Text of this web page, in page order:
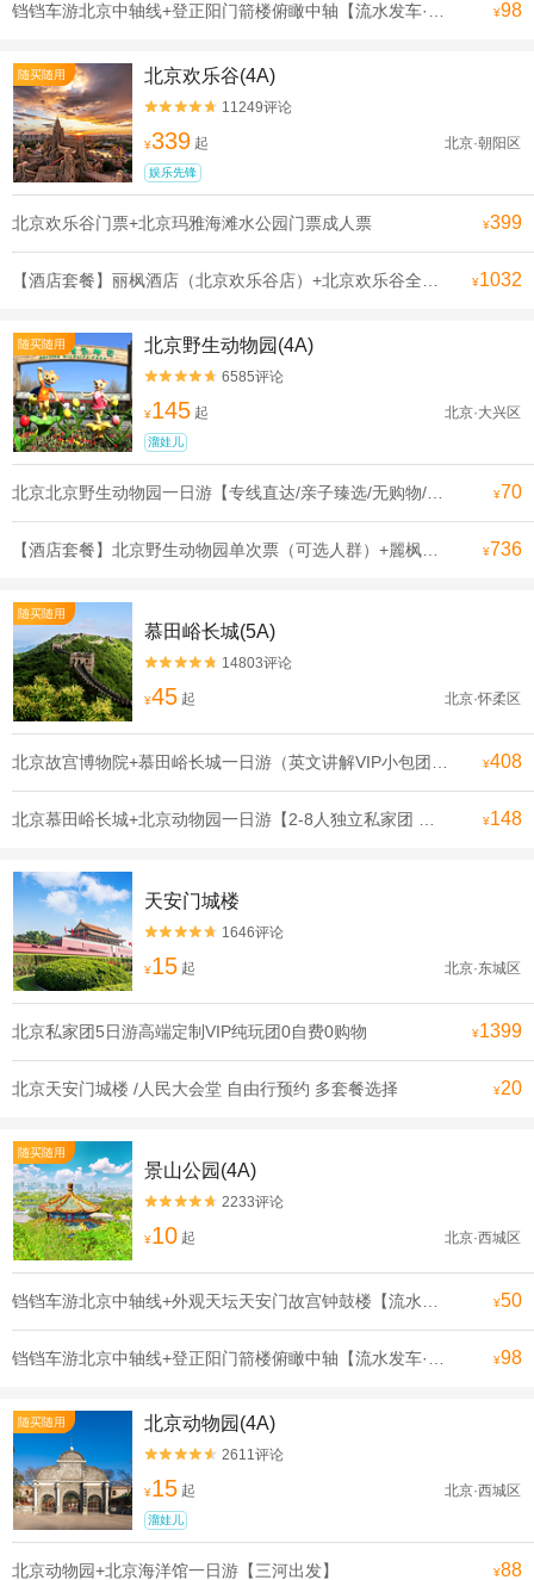
¥98
随买随用 北京欢乐谷(4A)

 11249评论
¥339 起 北京·朝阳区
娱乐先锋
北京欢乐谷门票+北京玛雅海滩水公园门票成人票 ¥399
¥1032
随买随用 北京野生动物园(4A)

 6585评论
¥145 起 北京·大兴区
溜娃儿
¥70
¥736
随买随用
慕田峪长城(5A)

 14803评论
¥45 起 北京·怀柔区
¥408
¥148
天安门城楼

 1646评论
¥15 起 北京·东城区
北京私家团5日游高端定制VIP纯玩团0自费0购物 ¥1399
北京天安门城楼 /人民大会堂 自由行预约 多套餐选择 ¥20
随买随用
景山公园(4A)

 2233评论
¥10 起 北京·西城区
¥50
¥98
随买随用 北京动物园(4A)

 2611评论
¥15 起 北京·西城区
溜娃儿
北京动物园+北京海洋馆一日游【三河出发】 ¥88